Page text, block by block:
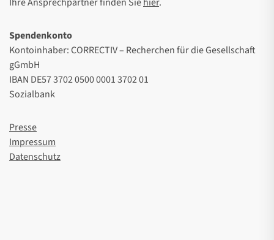
Spendenkonto
Kontoinhaber: CORRECTIV – Recherchen für die Gesellschaft
gGmbH
IBAN DE57 3702 0500 0001 3702 01
Sozialbank
Presse
Impressum
Datenschutz